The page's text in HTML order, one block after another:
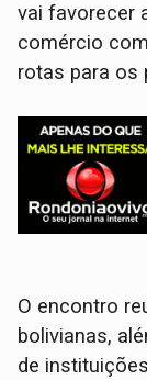
vai favorecer
comércio
rotas para os
O encontro
bolivianas,
de